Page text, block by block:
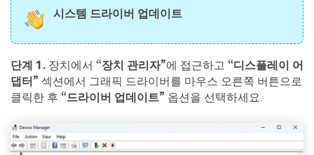
시스템 드라이버 업데이트
단계 1. 장치에서 “장치 관리자”에 접근하고 “디스플레이 어
댑터” 섹션에서 그래픽 드라이버를 마우스 오른쪽 버튼으로
클릭한 후 “드라이버 업데이트” 옵션을 선택하세요.